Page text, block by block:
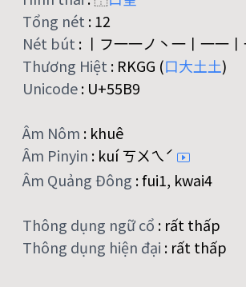
Tổng nét :12
Nét bút : 丨フ一一ノ丶一丨一一
Thương Hiệt : RKGG (口大土土)
Unicode: U+55B9
Âm Nôm : khuê
Âm Pinyin : kuí ㄎㄨㄟˊ
Âm Quảng Đông :fui1, kwai4
Thông dụng ngữ cổ : rất thấp
Thông dụng hiện đại : rất thấp